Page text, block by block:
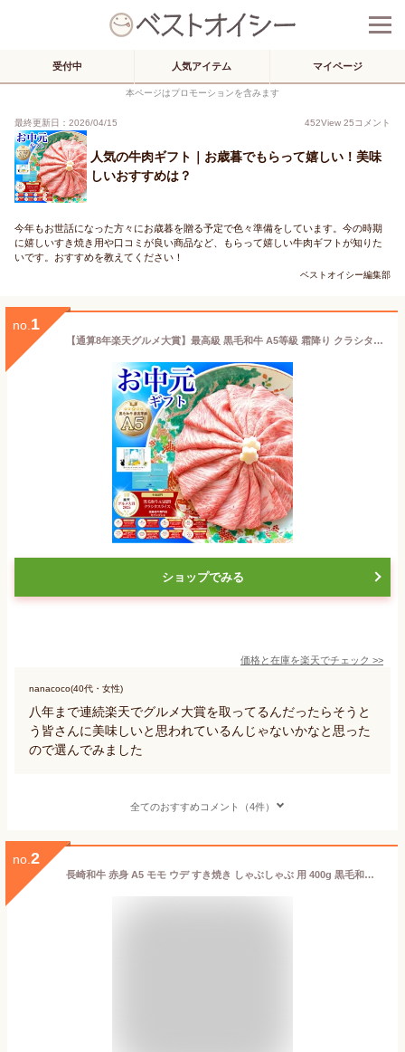
受付中 人気アイテム マイページ
本ページはプロモーションを含みます
最終更新日：2026/04/15 452View 25コメント
人気の牛肉ギフト｜お歳暮でもらって嬉しい！美味
しいおすすめは？
今年もお世話になった方々にお歳暮を贈る予定で色々準備をしています。今の時期
に嬉しいすき焼き用や口コミが良い商品など、もらって嬉しい牛肉ギフトが知りた
いです。おすすめを教えてください！
ベストオイシー編集部
no. 1
【通算8年楽天グルメ大賞】最高級 黒毛和牛 A5等級 霜降り クラシタロース スライス 500g【 お歳暮 送料無料 御歳暮 冬ギフト 肉 牛肉 お肉 ギフト 内祝い すき焼き 和牛 しゃぶしゃぶ 誕生日プレゼント お取り寄せグルメ 食べ物 肩ロース お中元 贈り物 】
ショップでみる
価格と在庫を楽天でチェック >>
nanacoco(40代・女性)
八年まで連続楽天でグルメ大賞を取ってるんだったらそうと
う皆さんに美味しいと思われているんじゃないかなと思った
ので選んでみました
全てのおすすめコメント（4件）
no. 2
長崎和牛 赤身 A5 モモ ウデ すき焼き しゃぶしゃぶ 用 400g 黒毛和牛 和牛 高級肉 すき焼き用 しゃぶしゃぶ用 肉 すきやき肉 すき焼肉 国産 長崎県産 赤身肉 送料無料 ヘルシー プレゼント ギフト 牛肉 母の日